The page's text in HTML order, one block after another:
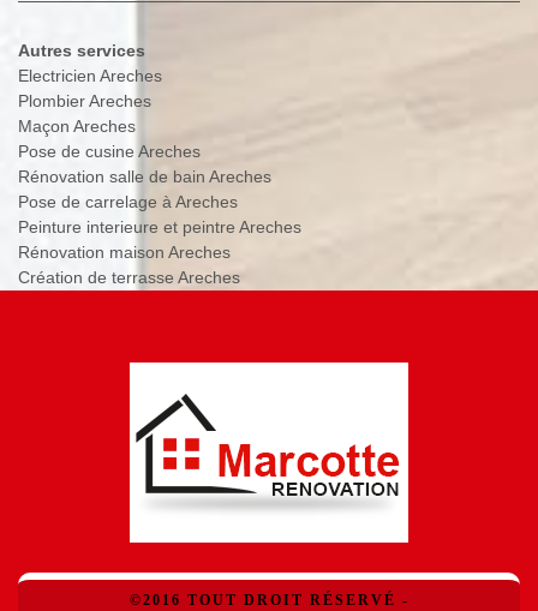
Autres services
Electricien Areches
Plombier Areches
Maçon Areches
Pose de cusine Areches
Rénovation salle de bain Areches
Pose de carrelage à Areches
Peinture interieure et peintre Areches
Rénovation maison Areches
Création de terrasse Areches
©2016 TOUT DROIT RÉSERVÉ -